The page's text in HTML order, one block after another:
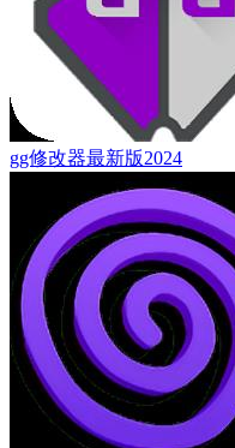
gg修改器最新版2024